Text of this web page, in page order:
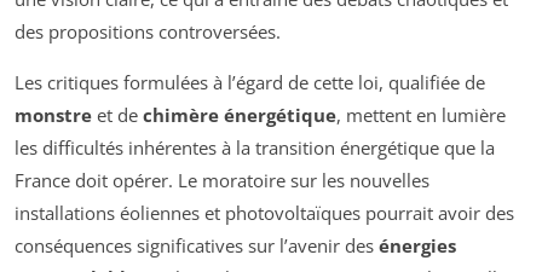
des propositions controversées.
Les critiques formulées à l’égard de cette loi, qualifiée de
monstre et de chimère énergétique, mettent en lumière
les difficultés inhérentes à la transition énergétique que la
France doit opérer. Le moratoire sur les nouvelles
installations éoliennes et photovoltaïques pourrait avoir des
conséquences significatives sur l’avenir des énergies